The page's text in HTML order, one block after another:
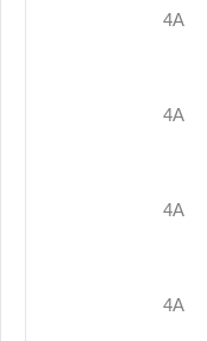
4A
4A
4A
4A